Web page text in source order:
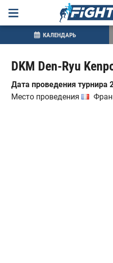
DKM Den-Ryu
Дата проведения турнира
Место проведения
КАЛЕНДАРЬ